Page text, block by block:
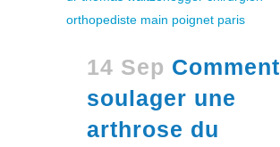
14 Sep Comment
soulager une
arthrose du